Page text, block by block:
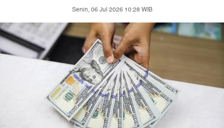
Senin, 06 Jul 2026 10:28 WIB